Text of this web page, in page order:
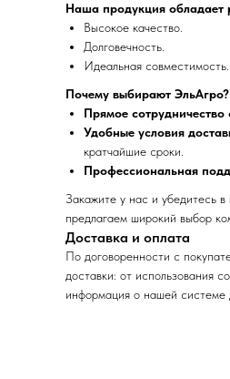
Наша продукция обладает
Высокое качество.
Долговечность.
Идеальная совместимость.
Почему выбирают ЭльАгро?
Прямое сотрудничество
Удобные условия
кратчайшие сроки.
Профессиональная
Закажите у нас и убедитесь
предлагаем широкий выбор
Доставка и оплата
По договоренности с покупат
доставки: от использования
информация о нашей системе